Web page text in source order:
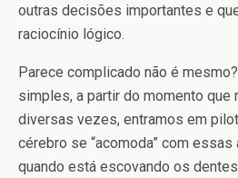
outras decisões importantes e
raciocínio lógico.
Parece complicado não é
simples, a partir do momento que
diversas vezes, entramos em
cérebro se “acomoda” com
quando está escovando os